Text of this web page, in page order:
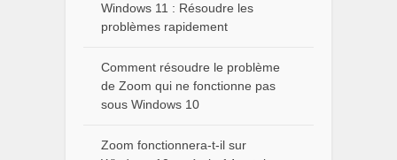
Windows 11 : Résoudre les
problèmes rapidement
Comment résoudre le problème
de Zoom qui ne fonctionne pas
sous Windows 10
Zoom fonctionnera-t-il sur